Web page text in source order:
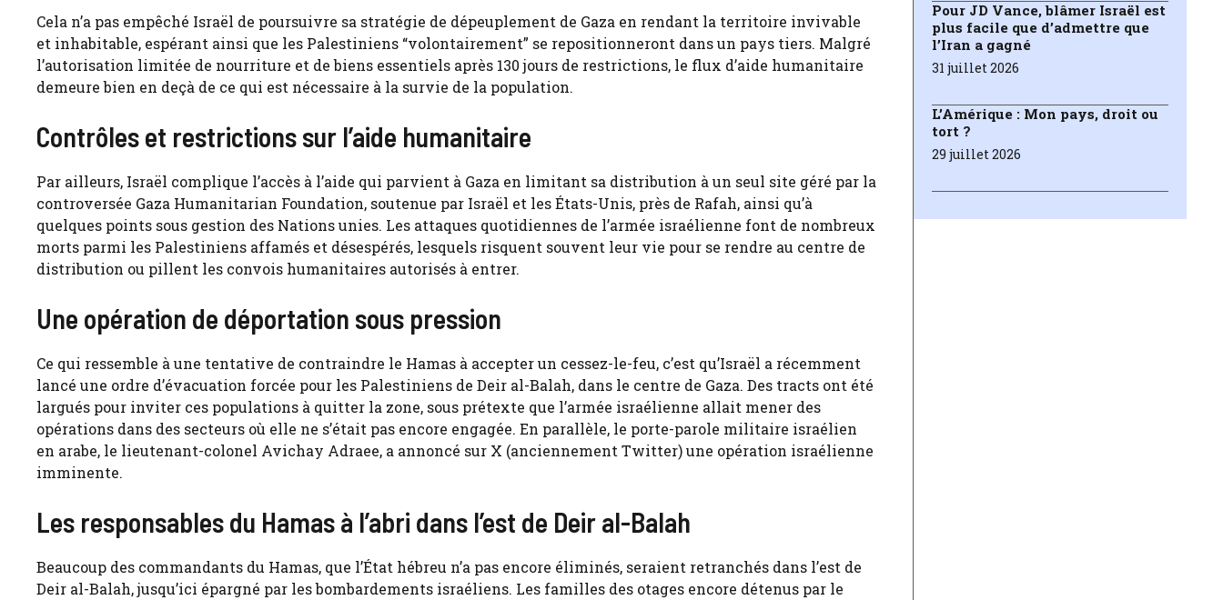
Cela n’a pas empêché Israël de poursuivre sa stratégie de dépeuplement de Gaza en rendant la territoire invivable
et inhabitable, espérant ainsi que les Palestiniens “volontairement” se repositionneront dans un pays tiers. Malgré
l’autorisation limitée de nourriture et de biens essentiels après 130 jours de restrictions, le flux d’aide humanitaire
demeure bien en deçà de ce qui est nécessaire à la survie de la population.
Contrôles et restrictions sur l’aide humanitaire
Par ailleurs, Israël complique l’accès à l’aide qui parvient à Gaza en limitant sa distribution à un seul site géré par la
controversée Gaza Humanitarian Foundation, soutenue par Israël et les États-Unis, près de Rafah, ainsi qu’à
quelques points sous gestion des Nations unies. Les attaques quotidiennes de l’armée israélienne font de nombreux
morts parmi les Palestiniens affamés et désespérés, lesquels risquent souvent leur vie pour se rendre au centre de
distribution ou pillent les convois humanitaires autorisés à entrer.
Une opération de déportation sous pression
Ce qui ressemble à une tentative de contraindre le Hamas à accepter un cessez-le-feu, c’est qu’Israël a récemment
lancé une ordre d’évacuation forcée pour les Palestiniens de Deir al-Balah, dans le centre de Gaza. Des tracts ont été
largués pour inviter ces populations à quitter la zone, sous prétexte que l’armée israélienne allait mener des
opérations dans des secteurs où elle ne s’était pas encore engagée. En parallèle, le porte-parole militaire israélien
en arabe, le lieutenant-colonel Avichay Adraee, a annoncé sur X (anciennement Twitter) une opération israélienne
imminente.
Les responsables du Hamas à l’abri dans l’est de Deir al-Balah
Beaucoup des commandants du Hamas, que l’État hébreu n’a pas encore éliminés, seraient retranchés dans l’est de
Deir al-Balah, jusqu’ici épargné par les bombardements israéliens. Les familles des otages encore détenus par le
Pour JD Vance, blâmer Israël est
plus facile que d’admettre que
l’Iran a gagné
31 juillet 2026
L’Amérique : Mon pays, droit ou
tort ?
29 juillet 2026